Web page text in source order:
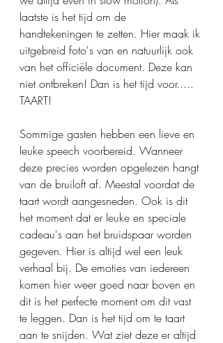
laatste is het tijd om de
handtekeningen te zetten. Hier maak ik
uitgebreid foto's van en natuurlijk ook
van het officiële document. Deze kan
niet ontbreken! Dan is het tijd voor.....
TAART!
Sommige gasten hebben een lieve en
leuke speech voorbereid. Wanneer
deze precies worden opgelezen hangt
van de bruiloft af. Meestal voordat de
taart wordt aangesneden. Ook is dit
het moment dat er leuke en speciale
cadeau's aan het bruidspaar worden
gegeven. Hier is altijd wel een leuk
verhaal bij. De emoties van iedereen
komen hier weer goed naar boven en
dit is het perfecte moment om dit vast
te leggen. Dan is het tijd om te taart
aan te snijden. Wat ziet deze er altijd